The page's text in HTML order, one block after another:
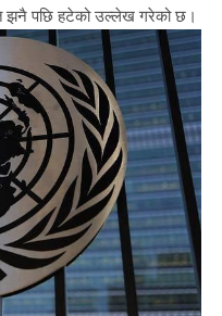
झनै पछि हटेको उल्लेख गरेको छ।